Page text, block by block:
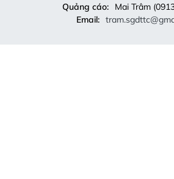
Quảng cáo:
Mai Trâm
Email: